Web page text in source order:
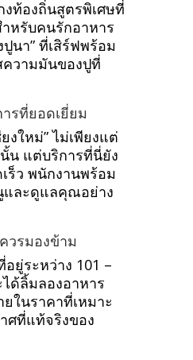
งท้องถิ่นสูตรพิเศษที่
หรับคนรักอาหาร
ปูนา” ที่เสิร์ฟพร้อม
ความมันของปูที่
รที่ยอดเยี่ยม
งใหม่” ไม่เพียงแต่
น แต่บริการที่นี่ยัง
ร็ว พนักงานพร้อม
และดูแลคุณอย่าง
วรมองข้าม
ยู่ระหว่าง 101 –
ด้ลิ้มลองอาหาร
ในราคาที่เหมาะ
ศที่แท้จริงของ